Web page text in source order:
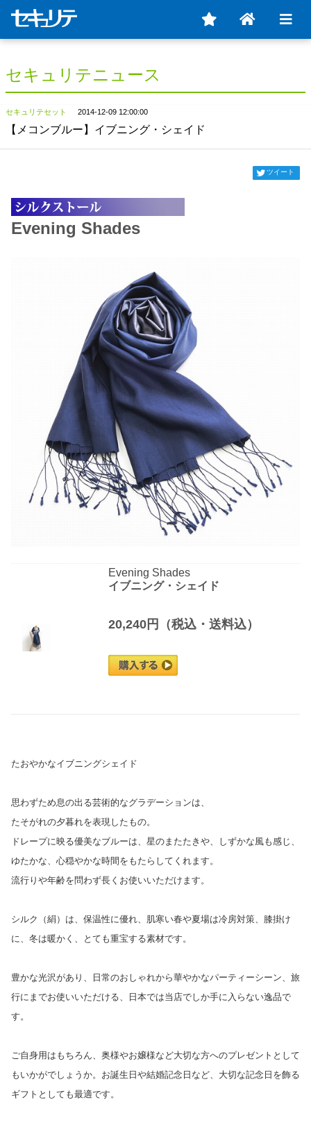
セキュリテニュース
セキュリテセット 2014-12-09 12:00:00
【メコンブルー】イブニング・シェイド
ツイート
Evening Shades
Evening Shades
イブニング・シェイド
20,240円（税込・送料込）
たおやかなイブニングシェイド
思わずため息の出る芸術的なグラデーションは、
たそがれの夕暮れを表現したもの。
ドレープに映る優美なブルーは、星のまたたきや、しずかな風も感じ、
ゆたかな、心穏やかな時間をもたらしてくれます。
流行りや年齢を問わず長くお使いいただけます。
シルク（絹）は、保温性に優れ、肌寒い春や夏場は冷房対策、膝掛け
に、冬は暖かく、とても重宝する素材です。
豊かな光沢があり、日常のおしゃれから華やかなパーティーシーン、旅
行にまでお使いいただける、日本では当店でしか手に入らない逸品で
す。
ご自身用はもちろん、奥様やお嬢様など大切な方へのプレゼントとして
もいかがでしょうか。お誕生日や結婚記念日など、大切な記念日を飾る
ギフトとしても最適です。